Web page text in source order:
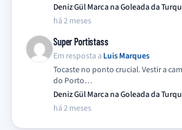
Deniz Gül Marca na Goleada da
há 2 meses
Super Portistass
Em resposta a Luis Marques
Tocaste no ponto crucial. Vestir a
do Porto…
Deniz Gül Marca na Goleada da
há 2 meses